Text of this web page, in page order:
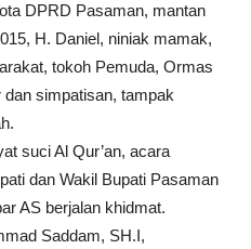
DPRD Pasaman, mantan
H. Daniel, niniak mamak,
tokoh Pemuda, Ormas
simpatisan, tampak
suci Al Qur’an, acara
dan Wakil Bupati Pasaman
AS berjalan khidmat.
Saddam, SH.I,